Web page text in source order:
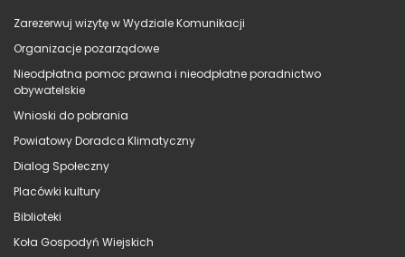
Zarezerwuj wizytę w Wydziale Komunikacji
Organizacje pozarządowe
Nieodpłatna pomoc prawna i nieodpłatne poradnictwo
obywatelskie
Wnioski do pobrania
Powiatowy Doradca Klimatyczny
Dialog Społeczny
Placówki kultury
Biblioteki
Koła Gospodyń Wiejskich